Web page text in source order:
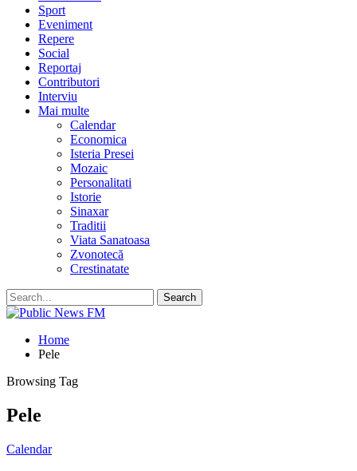
Sport
Eveniment
Repere
Social
Reportaj
Contributori
Interviu
Mai multe
Calendar
Economica
Isteria Presei
Mozaic
Personalitati
Istorie
Sinaxar
Traditii
Viata Sanatoasa
Zvonotecă
Crestinatate
Home
Pele
Browsing Tag
Pele
Calendar